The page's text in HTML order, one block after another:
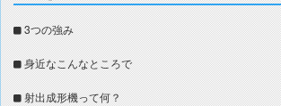
3つの強み
身近なこんなところで
射出成形機って何？